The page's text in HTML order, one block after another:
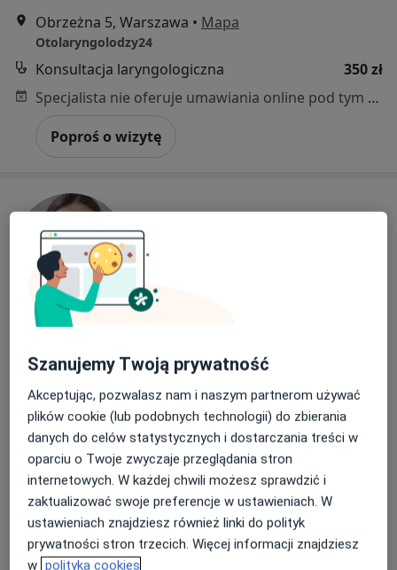
Obrzeżna 5, Warszawa • Mapa
Otolaryngolodzy24
Konsultacja laryngologiczna
350 zł
Specjalista nie oferuje umawiania online pod tym adresem.
Poproś o wizytę
Laryngolog, Lekarz wykonujący zabiegi medycyny estetycznej
485 opinii
Adres Online
Aleje Jerozolimskie 65/79, Warszawa Mapa
PROFEMED Lekarze Specjaliści (budynek Marriott)
Konsultacja laryngologiczna
od 369 zł
Szanujemy Twoją prywatność
Akceptując, pozwalasz nam i naszym partnerom używać
plików cookie (lub podobnych technologii) do zbierania
danych do celów statystycznych i dostarczania treści w
oparciu o Twoje zwyczaje przeglądania stron
internetowych. W każdej chwili możesz sprawdzić i
zaktualizować swoje preferencje w ustawieniach. W
ustawieniach znajdziesz również linki do polityk
prywatności stron trzecich. Więcej informacji znajdziesz
w polityka cookies